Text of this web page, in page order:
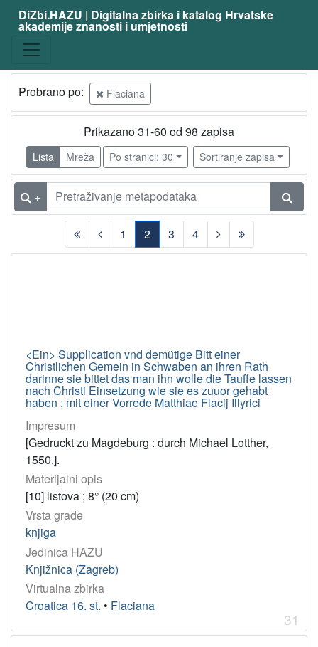
DiZbi.HAZU | Digitalna zbirka i katalog Hrvatske
akademije znanosti i umjetnosti
Probrano po: Flaciana
Prikazano 31-60 od 98 zapisa
Lista Mreža Po stranici: 30 Sortiranje zapisa
+
1
2
(current)
3 4
<Ein> Supplication vnd demütige Bitt einer
Christlichen Gemein in Schwaben an ihren Rath
darinne sie bittet das man ihn wolle die Tauffe lassen
nach Christi Einsetzung wie sie es zuuor gehabt
haben ; mit einer Vorrede Matthiae Flacij Illyrici
Impresum
[Gedruckt zu Magdeburg : durch Michael Lotther,
1550.].
Materijalni opis
[10] listova ; 8° (20 cm)
Vrsta građe
knjiga
Jedinica HAZU
Knjižnica (Zagreb)
Virtualna zbirka
Croatica 16. st. • Flaciana
31